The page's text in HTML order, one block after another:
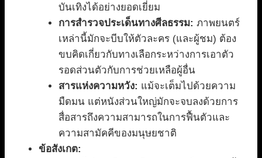
บันเทิงได้อย่างยอดเยี่ยม
การสำรวจประเด็นทางศีลธรรม: ภาพยนตร์
เหล่านี้มักจะบีบให้ตัวละคร (และผู้ชม) ต้อง
ขบคิดเกี่ยวกับทางเลือกระหว่างการเอาตัว
รอดส่วนตัวกับการช่วยเหลือผู้อื่น
สารแห่งความหวัง: แม้จะเต็มไปด้วยความ
มืดมน แต่หนังส่วนใหญ่มักจะจบลงด้วยการ
สื่อสารถึงความสามารถในการฟื้นตัวและ
ความสามัคคีของมนุษยชาติ
ข้อสังเกต: